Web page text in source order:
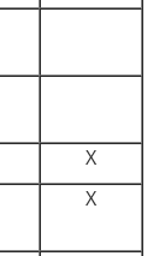
X
X